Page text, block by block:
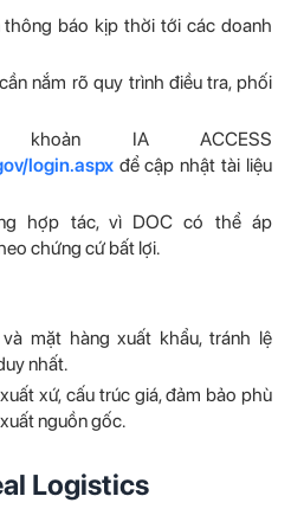
thông báo kịp thời tới các doanh
nắm rõ quy trình điều tra, phối
IA ACCESS
login.aspxđể cập nhật tài liệu
hợp tác, vì DOC có thể áp
chứng cứ bất lợi.
mặt hàng xuất khẩu, tránh lệ
nhất.
xứ, cấu trúc giá, đảm bảo phù
nguồn gốc.
Logistics